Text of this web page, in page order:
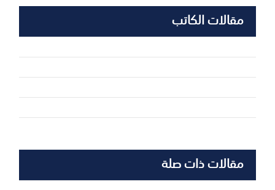
مقالات الكاتب
مقالات ذات صلة